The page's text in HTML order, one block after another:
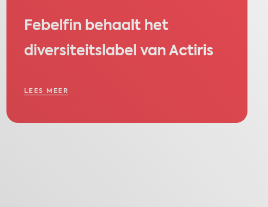
Febelfin behaalt het
diversiteitslabel van Actiris
LEES MEER